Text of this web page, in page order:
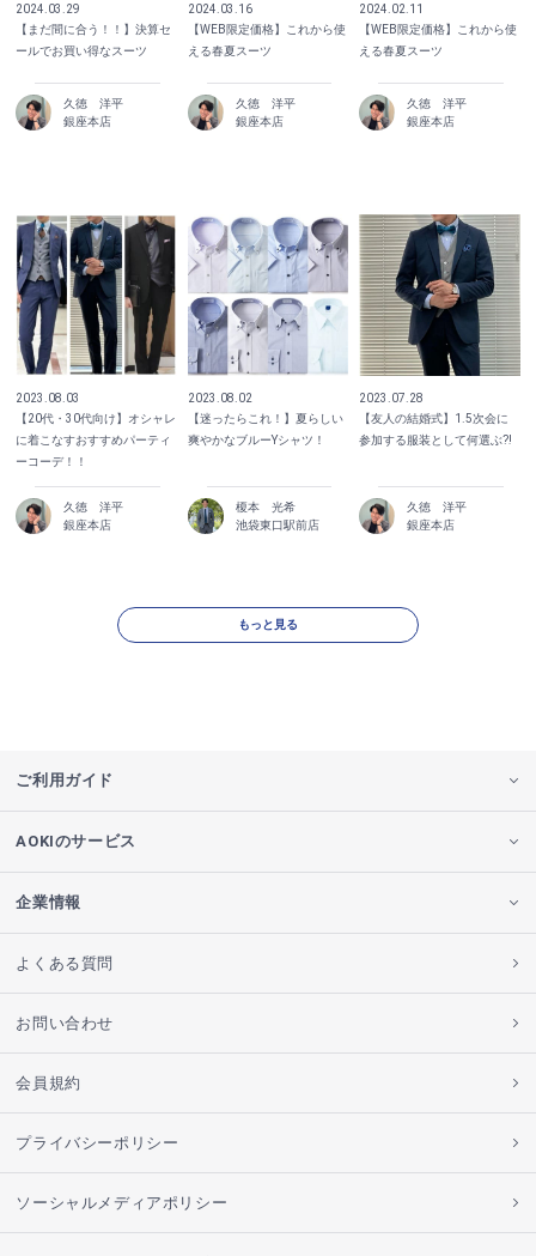
2024.03.29
【まだ間に合う！！】決算セ
ールでお買い得なスーツ
久徳 洋平
銀座本店
2024.03.16
【WEB限定価格】これから使
える春夏スーツ
久徳 洋平
銀座本店
2024.02.11
【WEB限定価格】これから使
える春夏スーツ
久徳 洋平
銀座本店
2023.08.03
【20代・30代向け】オシャレ
に着こなすおすすめパーティ
ーコーデ！！
久徳 洋平
銀座本店
2023.08.02
【迷ったらこれ！】夏らしい
爽やかなブルーYシャツ！
榎本 光希
池袋東口駅前店
2023.07.28
【友人の結婚式】1.5次会に
参加する服装として何選ぶ⁈
久徳 洋平
銀座本店
もっと見る
ご利用ガイド
AOKIのサービス
企業情報
よくある質問
お問い合わせ
会員規約
プライバシーポリシー
ソーシャルメディアポリシー